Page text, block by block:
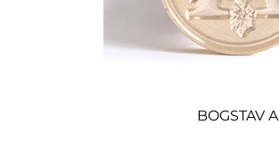
BOGSTAV A